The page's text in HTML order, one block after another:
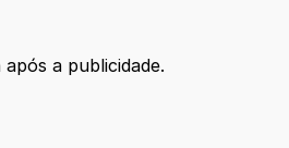
a publicidade.